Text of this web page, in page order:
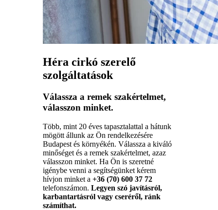
Héra cirkó szerelő
szolgáltatások
Válassza a remek szakértelmet,
válasszon minket.
Több, mint 20 éves tapasztalattal a hátunk
mögött állunk az Ön rendelkezésére
Budapest és környékén. Válassza a kiváló
minőséget és a remek szakértelmet, azaz
válasszon minket. Ha Ön is szeretné
igénybe venni a segítségünket kérem
hívjon minket a +36 (70) 600 37 72
telefonszámon. Legyen szó javításról,
karbantartásról vagy cseréről, ránk
számíthat.